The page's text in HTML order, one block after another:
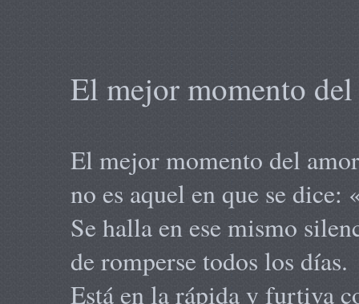
El mejor momento
El mejor momento del amor
no es aquel en que se dice:
Se halla en ese mismo
de romperse todos los días.
Está en la rápida y furtiva